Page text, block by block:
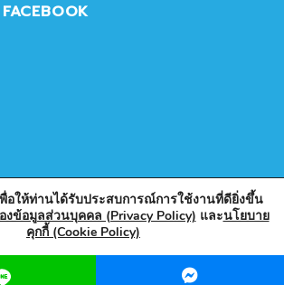
© Designed & Developed by PlasticPark
Store
อให้ท่านได้รับประสบการณ์การใช้งานที่ดียิ่งขึ้น
งข้อมูลส่วนบุคคล (Privacy Policy) และนโยบาย
คุกกี้ (Cookie Policy)